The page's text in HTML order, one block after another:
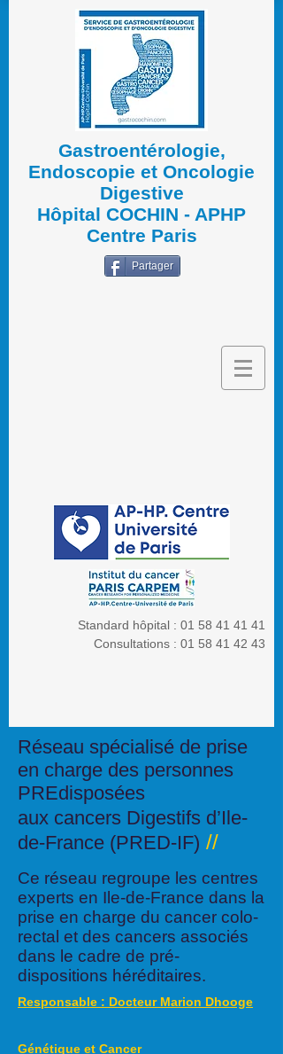
Gastroentérologie,
Endoscopie et Oncologie
Digestive
Hôpital COCHIN - APHP
Centre Paris
Partager
Standard hôpital : 01 58 41 41 41
Consultations : 01 58 41 42 43
Réseau spécialisé de prise
en charge des personnes
PREdisposées
aux cancers Digestifs d’Ile-
de-France (PRED-IF) //
Ce réseau regroupe les centres
experts en Ile-de-France dans la
prise en charge du cancer colo-
rectal et des cancers associés
dans le cadre de pré-
dispositions héréditaires.
Responsable : Docteur Marion Dhooge
Génétique et Cancer